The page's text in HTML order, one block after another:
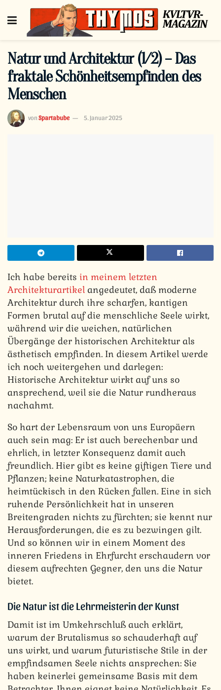
Natur und Architektur (1/2) – Das
fraktale Schönheitsempfinden des
Menschen
von Spartabube 5. Januar 2025
Ich habe bereits in meinem letzten
Architekturartikel angedeutet, daß moderne
Architektur durch ihre scharfen, kantigen
Formen brutal auf die menschliche Seele wirkt,
während wir die weichen, natürlichen
Übergänge der historischen Architektur als
ästhetisch empfinden. In diesem Artikel werde
ich noch weitergehen und darlegen:
Historische Architektur wirkt auf uns so
ansprechend, weil sie die Natur rundheraus
nachahmt.
So hart der Lebensraum von uns Europäern
auch sein mag: Er ist auch berechenbar und
ehrlich, in letzter Konsequenz damit auch
freundlich. Hier gibt es keine giftigen Tiere und
Pflanzen; keine Naturkatastrophen, die
heimtückisch in den Rücken fallen. Eine in sich
ruhende Persönlichkeit hat in unseren
Breitengraden nichts zu fürchten; sie kennt nur
Herausforderungen, die es zu bezwingen gilt.
Und so können wir in einem Moment des
inneren Friedens in Ehrfurcht erschaudern vor
diesem aufrechten Gegner, den uns die Natur
bietet.
Die Natur ist die Lehrmeisterin der Kunst
Damit ist im Umkehrschluß auch erklärt,
warum der Brutalismus so schauderhaft auf
uns wirkt, und warum futuristische Stile in der
empfindsamen Seele nichts ansprechen: Sie
haben keinerlei gemeinsame Basis mit dem